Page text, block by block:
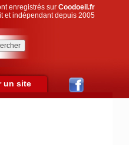
enregistrés sur Coodoeil.fr
et indépendant depuis 2005
un site